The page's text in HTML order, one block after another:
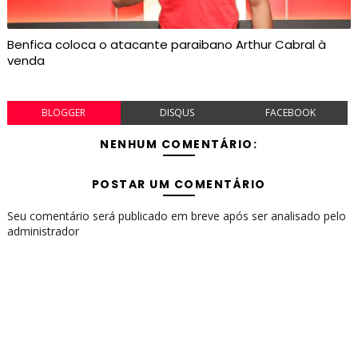
Benfica coloca o atacante paraibano Arthur Cabral à
venda
BLOGGER DISQUS FACEBOOK
NENHUM COMENTÁRIO:
POSTAR UM COMENTÁRIO
Seu comentário será publicado em breve após ser analisado pelo
administrador